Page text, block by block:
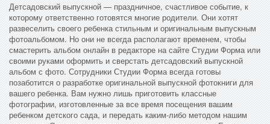
Детсадовский выпускной — праздничное, счастливое событие, к
которому ответственно готовятся многие родители. Они хотят
развеселить своего ребенка стильным и оригинальным выпускным
фотоальбомом. Но они не всегда располагают временем, чтобы
смастерить альбом онлайн в редакторе на сайте Студии Форма или
своими руками оформить и сверстать детсадовский выпускной
альбом с фото. Сотрудники Студии Форма всегда готовы
позаботится о разработке оригинальной выпускной фотокниги для
вашего ребенка. Вам нужно лишь приготовить классные
фотографии, изготовленные за все время посещения вашим
ребенком детского сада, и передать каким-либо методом нашим